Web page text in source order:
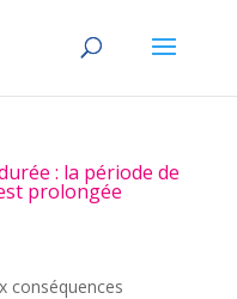
: la période de
prolongée
conséquences